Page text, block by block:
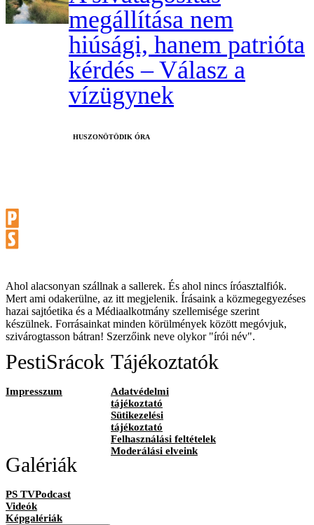
megállítása nem
hiúsági, hanem patrióta
kérdés – Válasz a
vízügynek
HUSZONÖTÖDIK ÓRA
Ahol alacsonyan szállnak a sallerek. És ahol nincs íróasztalfiók.
Mert ami odakerülne, az itt megjelenik. Írásaink a közmegegyezéses
hazai sajtóetika és a Médiaalkotmány szellemisége szerint
készülnek. Forrásainkat minden körülmények között megóvjuk,
szivárogtasson bátran! Szerzőink neve olykor "írói név".
PestiSrácok
Impresszum
Tájékoztatók
Adatvédelmi
tájékoztató
Sütikezelési
tájékoztató
Felhasználási feltételek
Moderálási elveink
Galériák
PS TVPodcast
Videók
Képgalériák